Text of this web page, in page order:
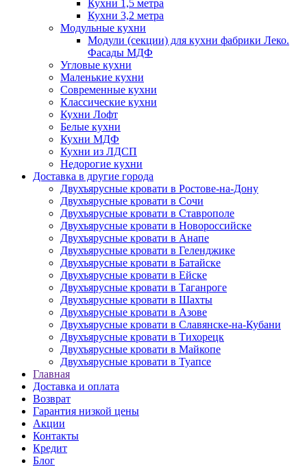
Кухни 1,5 метра
Кухни 3,2 метра
Модульные кухни
Модули (секции) для кухни фабрики Леко.
Фасады МДФ
Угловые кухни
Маленькие кухни
Современные кухни
Классические кухни
Кухни Лофт
Белые кухни
Кухни МДФ
Кухни из ЛДСП
Недорогие кухни
Доставка в другие города
Двухъярусные кровати в Ростове-на-Дону
Двухъярусные кровати в Сочи
Двухъярусные кровати в Ставрополе
Двухъярусные кровати в Новороссийске
Двухъярусные кровати в Анапе
Двухъярусные кровати в Геленджике
Двухъярусные кровати в Батайске
Двухъярусные кровати в Ейске
Двухъярусные кровати в Таганроге
Двухъярусные кровати в Шахты
Двухъярусные кровати в Азове
Двухъярусные кровати в Славянске-на-Кубани
Двухъярусные кровати в Тихорецк
Двухъярусные кровати в Майкопе
Двухъярусные кровати в Туапсе
Главная
Доставка и оплата
Возврат
Гарантия низкой цены
Акции
Контакты
Кредит
Блог